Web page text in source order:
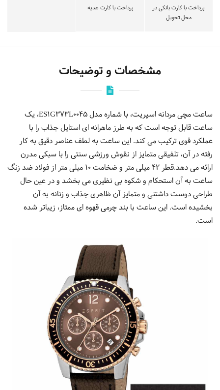
پرداخت با کارت بانکی در
محل تحویل
پرداخت با کارت هدیه
مشخصات و توضیحات
ساعت مچی مردانه اسپریت، با شماره مدل ES1G373L0045، یک
ساعت قابل توجه است که به طرز ماهرانه ای استایل جذاب را با
عملکرد قوی ترکیب می کند. این ساعت به لطف عناصر دقیق به کار
رفته در آن، تلفیقی متمایز از نقوش ورزشی سنتی را با سبکی مدرن
ارائه می دهد.قطر 42 میلی متر و ضخامت 10 میلی متر از فولاد ضد زنگ
ساعت به آن استحکام و شکوه بی نظیری می بخشد و در عین حال
طراحی دوست داشتنی و متمایز آن ظاهری جذاب و زنانه به آن
بخشیده است. این ساعت با بند چرمی قهوه ای ممتاز، زیباتر شده
است.